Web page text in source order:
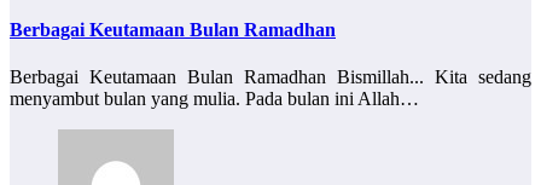
Berbagai Keutamaan Bulan Ramadhan
Berbagai Keutamaan Bulan Ramadhan Bismillah... Kita sedang
menyambut bulan yang mulia. Pada bulan ini Allah…